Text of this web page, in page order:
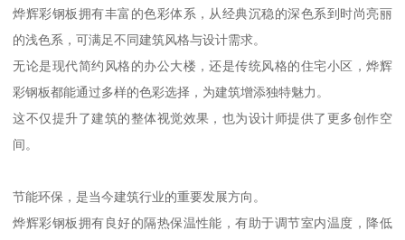
烨辉彩钢板拥有丰富的色彩体系，从经典沉稳的深色系到时尚亮丽
的浅色系，可满足不同建筑风格与设计需求。
无论是现代简约风格的办公大楼，还是传统风格的住宅小区，烨辉
彩钢板都能通过多样的色彩选择，为建筑增添独特魅力。
这不仅提升了建筑的整体视觉效果，也为设计师提供了更多创作空
间。
节能环保，是当今建筑行业的重要发展方向。
烨辉彩钢板拥有良好的隔热保温性能，有助于调节室内温度，降低